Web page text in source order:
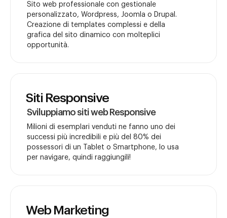
Sito web professionale con gestionale
personalizzato, Wordpress, Joomla o Drupal.
Creazione di templates complessi e della
grafica del sito dinamico con molteplici
opportunità.
Siti Responsive
Sviluppiamo siti web Responsive
Milioni di esemplari venduti ne fanno uno dei
successi più incredibili e più del 80% dei
possessori di un Tablet o Smartphone, lo usa
per navigare, quindi raggiungili!
Web Marketing